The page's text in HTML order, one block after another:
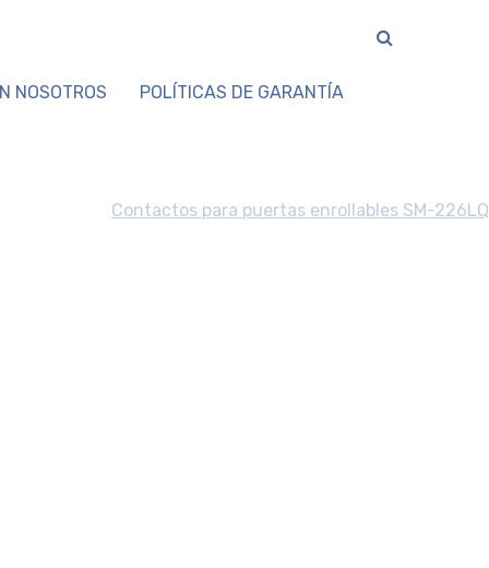
NOSOTROS POLÍTICAS DE GARANTÍA
Contactos para puertas enrollables SM-226LQ